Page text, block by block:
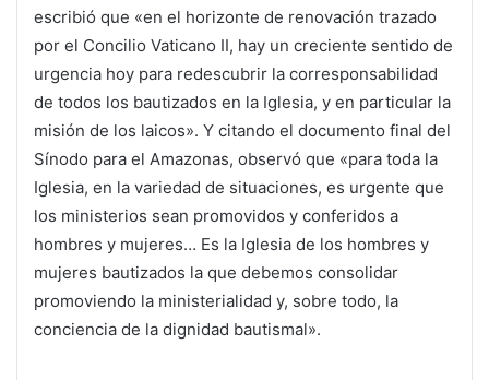
escribió que «en el horizonte de renovación trazado
por el Concilio Vaticano II, hay un creciente sentido de
urgencia hoy para redescubrir la corresponsabilidad
de todos los bautizados en la Iglesia, y en particular la
misión de los laicos». Y citando el documento final del
Sínodo para el Amazonas, observó que «para toda la
Iglesia, en la variedad de situaciones, es urgente que
los ministerios sean promovidos y conferidos a
hombres y mujeres… Es la Iglesia de los hombres y
mujeres bautizados la que debemos consolidar
promoviendo la ministerialidad y, sobre todo, la
conciencia de la dignidad bautismal».